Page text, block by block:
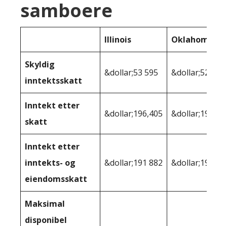
samboere
Illinois Oklahoma
Skyldig
inntektsskatt
&dollar;53 595 &dollar;52,277
Inntekt etter
skatt
&dollar;196,405 &dollar;197
Inntekt etter
inntekts- og
eiendomsskatt
&dollar;191 882
Maksimal
disponibel